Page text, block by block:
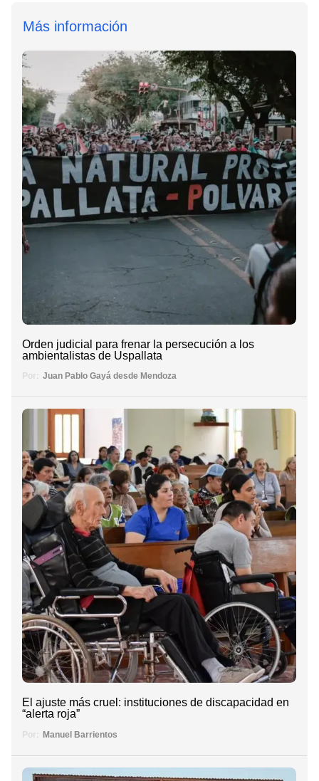
Más información
Orden judicial para frenar la persecución a los
ambientalistas de Uspallata
Por: Juan Pablo Gayá desde Mendoza
El ajuste más cruel: instituciones de discapacidad en
“alerta roja”
Por: Manuel Barrientos